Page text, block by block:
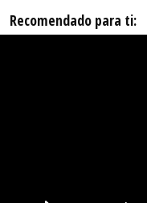
Recomendado para ti: